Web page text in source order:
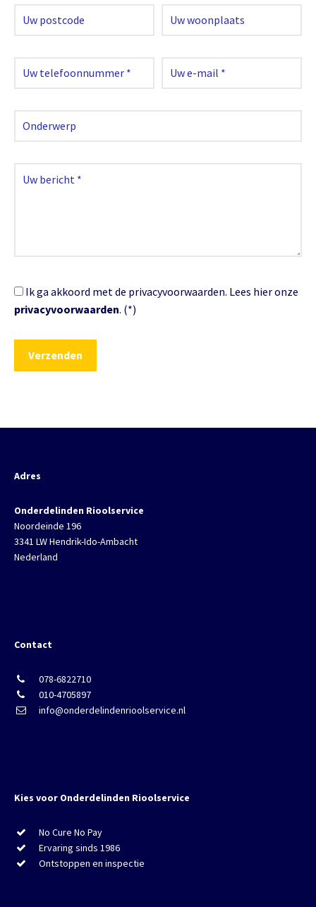
Ik ga akkoord met de privacyvoorwaarden. Lees hier onze
privacyvoorwaarden. (*)
Adres
Onderdelinden Rioolservice
Noordeinde 196
3341 LW Hendrik-Ido-Ambacht
Nederland
Contact
078-6822710
010-4705897
info@onderdelindenrioolservice.nl
Kies voor Onderdelinden Rioolservice
No Cure No Pay
Ervaring sinds 1986
Ontstoppen en inspectie